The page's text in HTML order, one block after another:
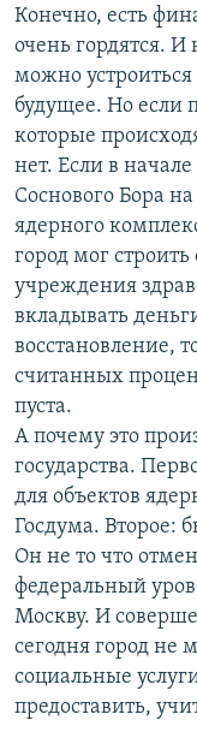
Конечно, есть
очень гордятся. И
можно устроиться
будущее. Но если
которые
нет. Если в
Соснового Бора
ядерного
город мог
учреждения
вкладывать
восстановление,
считанных
пуста.
А почему это
государства.
для объектов
Госдума. Второе:
Он не то что
федеральный
Москву. И
сегодня город не
социальные
предоставить,